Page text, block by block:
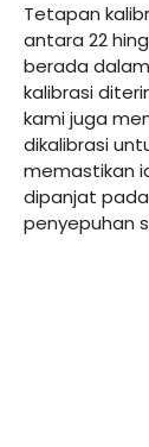
Tetapan
antara 22
berada
kalibrasi
kami juga
dikalibrasi
memastikan
dipanjat
penyepuhan